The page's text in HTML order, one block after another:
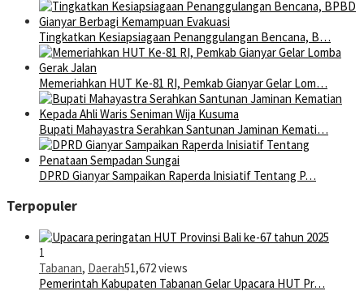
Tingkatkan Kesiapsiagaan Penanggulangan Bencana, B…
Memeriahkan HUT Ke-81 RI, Pemkab Gianyar Gelar Lom…
Bupati Mahayastra Serahkan Santunan Jaminan Kemati…
DPRD Gianyar Sampaikan Raperda Inisiatif Tentang P…
Terpopuler
1
Tabanan, Daerah51,672 views
Pemerintah Kabupaten Tabanan Gelar Upacara HUT Pr…